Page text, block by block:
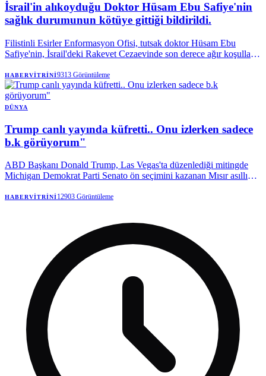
İsrail'in alıkoyduğu Doktor Hüsam Ebu Safiye'nin
sağlık durumunun kötüye gittiği bildirildi.
Filistinli Esirler Enformasyon Ofisi, tutsak doktor Hüsam Ebu
Safiye'nin, İsrail'deki Rakevet Cezaevinde son derece ağır koşullarla
HABERVITRINI9313 Görüntüleme
DÜNYA
Trump canlı yayında küfretti.. Onu izlerken sadece
b.k görüyorum"
ABD Başkanı Donald Trump, Las Vegas'ta düzenlediği mitingde
Michigan Demokrat Parti Senato ön seçimini kazanan Mısır asıllı
HABERVITRINI12903 Görüntüleme